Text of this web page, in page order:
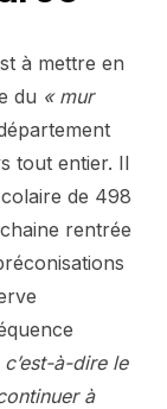
à mettre en
du « mur
tout entier. Il
de 498
rentrée
à-dire le
à